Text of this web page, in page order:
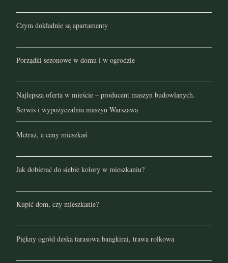
Czym dokładnie są apartamenty
Porządki sezonowe w domu i w ogrodzie
Najlepsza oferta w mieście – producent maszyn budowlanych.
Serwis i wypożyczalnia maszyn Warszawa
Metraż, a ceny mieszkań
Jak dobierać do siebie kolory w mieszkaniu?
Kupić dom, czy mieszkanie?
Piękny ogród deska tarasowa bangkirai, trawa rolkowa